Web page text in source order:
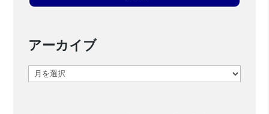
アーカイブ
ア